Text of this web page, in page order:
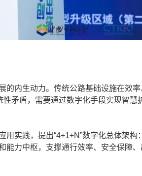
内生动力。传统公路基础设施在效率
矛盾，需要通过数字化手段实现智慧
实践，提出“4+1+N”数字化总体架构
能力中枢，支撑通行效率、安全保障